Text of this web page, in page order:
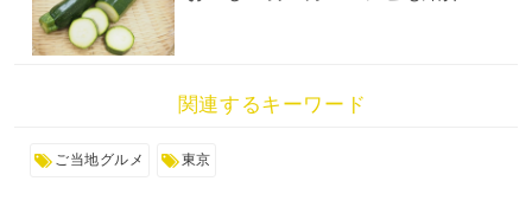
関連するキーワード
ご当地グルメ 東京